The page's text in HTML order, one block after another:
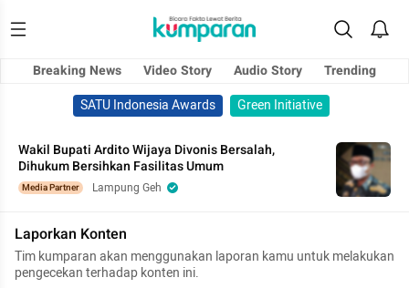
Breaking News Video Story Audio Story
Trending
SATU Indonesia Awards
Green Initiative
Wakil Bupati Ardito Wijaya Divonis Bersalah,
Dihukum Bersihkan Fasilitas Umum
Media Partner Lampung Geh
Laporkan Konten
Tim kumparan akan menggunakan laporan kamu untuk melakukan
pengecekan terhadap konten ini.